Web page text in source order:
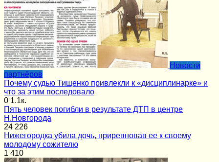
Новости
партнёров
Почему судью Тищенко привлекли к «дисциплинарке» и
что за этим последовало
0 1.1к.
Пять человек погибли в результате ДТП в центре
Н.Новгорода
24 226
Нижегородка убила дочь, приревновав ее к своему
молодому сожителю
1 410